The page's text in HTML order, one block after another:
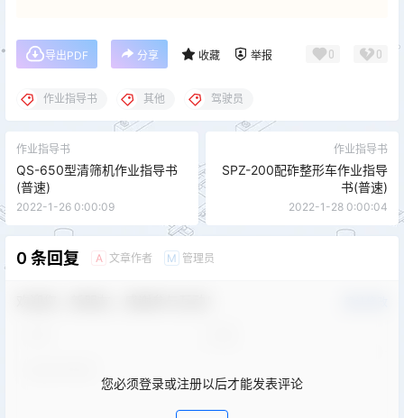
导出PDF 分享 收藏 举报 0 0
作业指导书 其他 驾驶员
作业指导书
QS-650型清筛机作业指导书
(普速)
2022-1-26 0:00:09
作业指导书
SPZ-200配砟整形车作业指导
书(普速)
2022-1-28 0:00:04
0 条回复 A 文章作者 M 管理员
您必须登录或注册以后才能发表评论